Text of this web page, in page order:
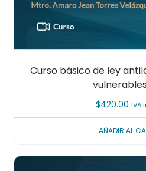
Curso básico de ley
$420.00 IVA
AÑADIR AL